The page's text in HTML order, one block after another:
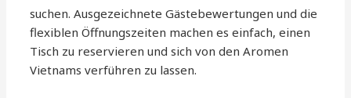
suchen. Ausgezeichnete Gästebewertungen und die
flexiblen Öffnungszeiten machen es einfach, einen
Tisch zu reservieren und sich von den Aromen
Vietnams verführen zu lassen.